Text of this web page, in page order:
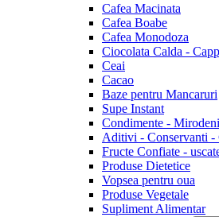
Cafea Macinata
Cafea Boabe
Cafea Monodoza
Ciocolata Calda -
Ceai
Cacao
Baze pentru Mancaruri
Supe Instant
Condimente -
Aditivi - Conservanti -
Fructe Confiate -
Produse Dietetice
Vopsea pentru oua
Produse Vegetale
Supliment Alimentar